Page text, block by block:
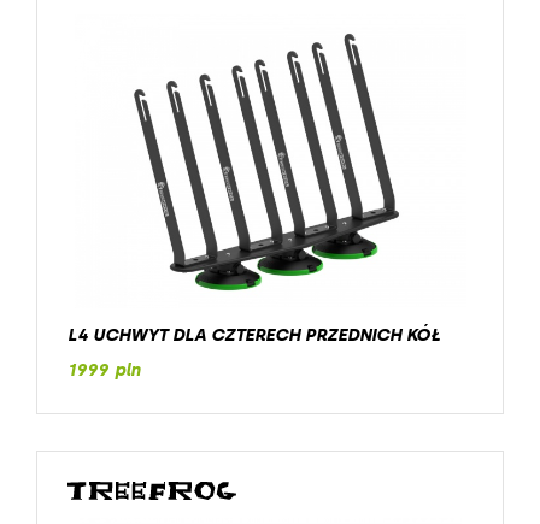
L4 UCHWYT DLA CZTERECH PRZEDNICH KÓŁ
1999 pln